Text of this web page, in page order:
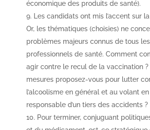
économique des produits de santé).
Les candidats ont mis l’accent sur
Or, les thématiques (choisies) ne
problèmes majeurs connus de tous les
professionnels de santé. Comment
agir contre le recul de la vaccination ?
mesures proposez-vous pour lutter
l’alcoolisme en général et au volant
responsable d’un tiers des accidents ?
Pour terminer, conjuguant